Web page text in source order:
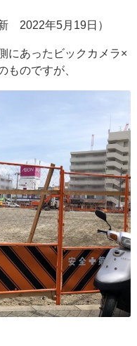
2022年5月19日）
にあったビックカメラ×
ものですが、